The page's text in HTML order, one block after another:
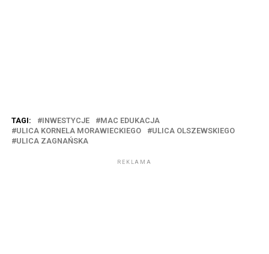
TAGI: INWESTYCJE
MAC EDUKACJA
ULICA KORNELA MORAWIECKIEGO
ULICA OLSZEWSKIEGO
ULICA ZAGNAŃSKA
REKLAMA